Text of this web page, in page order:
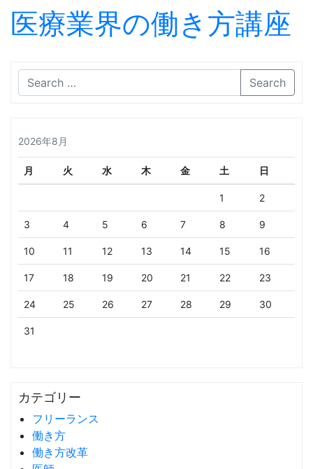
医療業界の働き方講座
Search
2026年8月
月 火 水 木 金 土 日
1 2
3 4 5 6 7 8 9
10 11 12 13 14 15 16
17 18 19 20 21 22 23
24 25 26 27 28 29 30
31
カテゴリー
フリーランス
働き方
働き方改革